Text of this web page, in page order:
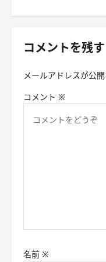
ゲ
ョ
コメントを残す
メールアドレスが公
コメント ※
名前 ※